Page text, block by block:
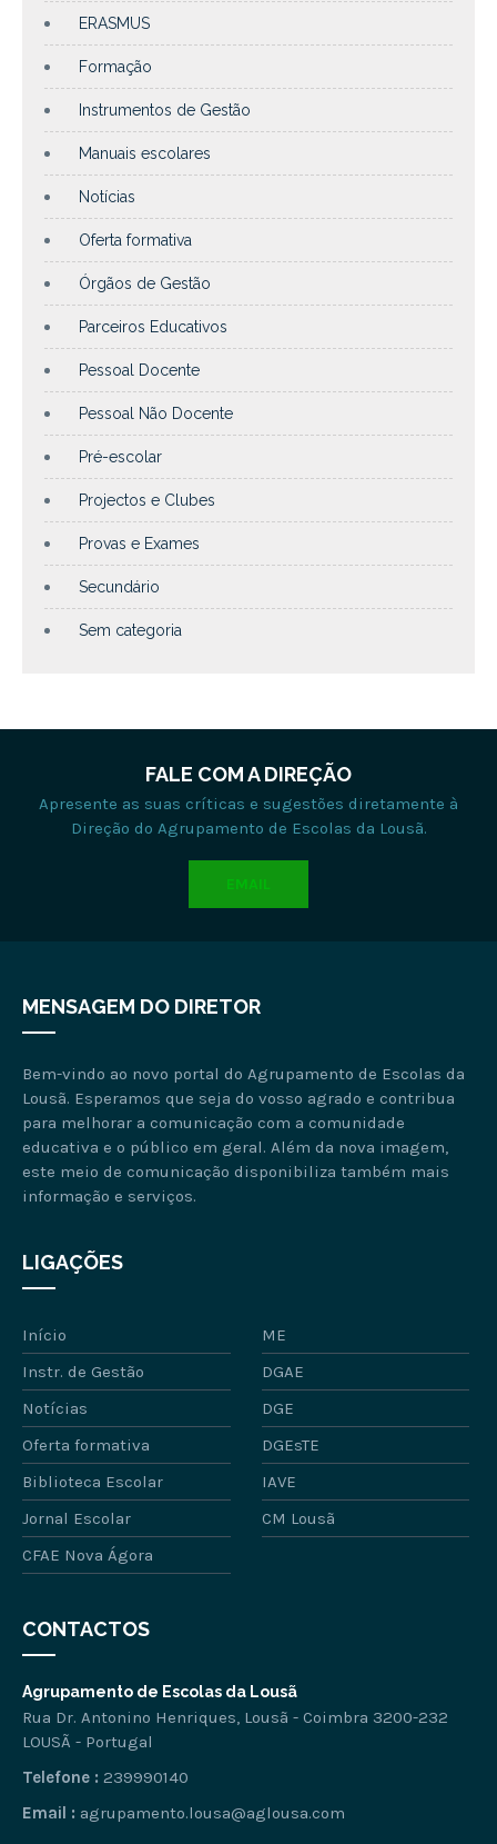
ERASMUS
Formação
Instrumentos de Gestão
Manuais escolares
Notícias
Oferta formativa
Órgãos de Gestão
Parceiros Educativos
Pessoal Docente
Pessoal Não Docente
Pré-escolar
Projectos e Clubes
Provas e Exames
Secundário
Sem categoria
FALE COM A DIREÇÃO
Apresente as suas críticas e sugestões diretamente à
Direção do Agrupamento de Escolas da Lousã.
EMAIL
MENSAGEM DO DIRETOR
Bem-vindo ao novo portal do Agrupamento de Escolas da
Lousã. Esperamos que seja do vosso agrado e contribua
para melhorar a comunicação com a comunidade
educativa e o público em geral. Além da nova imagem,
este meio de comunicação disponibiliza também mais
informação e serviços.
LIGAÇÕES
Início
ME
Instr. de Gestão
DGAE
Notícias
DGE
Oferta formativa
DGEsTE
Biblioteca Escolar
IAVE
Jornal Escolar
CM Lousã
CFAE Nova Ágora
CONTACTOS
Agrupamento de Escolas da Lousã
Rua Dr. Antonino Henriques, Lousã - Coimbra 3200-232
LOUSÃ - Portugal
Telefone : 239990140
Email : agrupamento.lousa@aglousa.com